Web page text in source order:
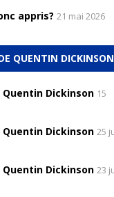
appris? 21 mai 2026
QUENTIN DICKINSON
Dickinson 15
Dickinson 25
Dickinson 23